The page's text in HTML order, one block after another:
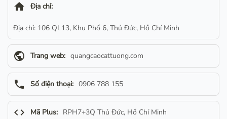
home Địa chỉ:
Địa chỉ: 106 QL13, Khu Phố 6, Thủ Đức, Hồ Chí Minh
public Trang web: quangcaocattuong.com
phone Số điện thoại: 0906 788 155
code Mã Plus: RPH7+3Q Thủ Đức, Hồ Chí Minh